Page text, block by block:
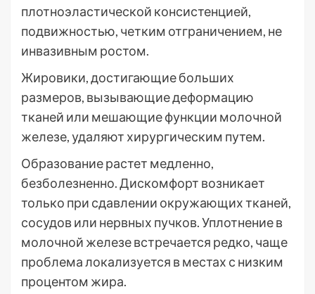
плотноэластической консистенцией,
подвижностью, четким отграничением, не
инвазивным ростом.
Жировики, достигающие больших
размеров, вызывающие деформацию
тканей или мешающие функции молочной
железе, удаляют хирургическим путем.
Образование растет медленно,
безболезненно. Дискомфорт возникает
только при сдавлении окружающих тканей,
сосудов или нервных пучков. Уплотнение в
молочной железе встречается редко, чаще
проблема локализуется в местах с низким
процентом жира.